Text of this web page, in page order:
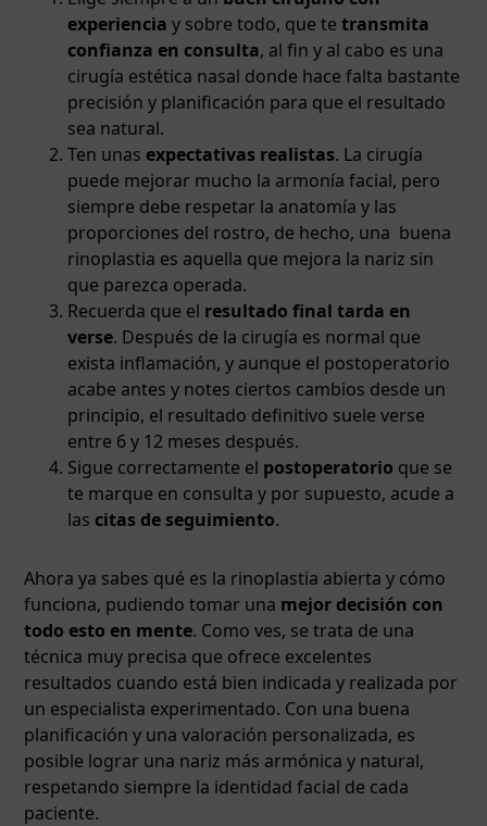
experiencia y sobre todo, que tetransmita
confianza en consulta, al fin y al cabo es una
cirugía estética nasal donde hace falta bastante
precisión y planificación para que el resultado
sea natural.
Ten unas expectativas realistas. La cirugía
puede mejorar mucho la armonía facial, pero
siempre debe respetar la anatomía y las
proporciones del rostro, de hecho, una buena
rinoplastia es aquella que mejora la nariz sin
que parezca operada.
Recuerda que el resultado final tarda en
verse. Después de la cirugía es normal que
exista inflamación, y aunque el postoperatorio
acabe antes y notes ciertos cambios desde un
principio, el resultado definitivo suele verse
entre 6 y 12 meses después.
Sigue correctamente el postoperatorio que se
te marque en consulta y por supuesto, acude a
las citas de seguimiento.
Ahora ya sabes qué es la rinoplastia abierta y cómo
funciona, pudiendo tomar una mejor decisión con
todo esto en mente. Como ves, se trata de una
técnica muy precisa que ofrece excelentes
resultados cuando está bien indicada y realizada por
un especialista experimentado. Con una buena
planificación y una valoración personalizada, es
posible lograr una nariz más armónica y natural,
respetando siempre la identidad facial de cada
paciente.